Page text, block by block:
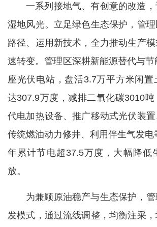
一系列接地气、有创意的改造
湿地风光。立足绿色生态保护，管
路径、运用新技术，全力推动生产
速转变。管理区深耕新能源替代与
座光伏电站，盘活3.7万平方米闲
达307.9万度，减排二氧化碳3010
代电加热设备、推广移动式光伏装
传统燃油动力修井、利用伴生气发电
年累计节电超37.5万度，大幅降低
放。
为兼顾原油稳产与生态保护，
发模式，通过流线调整，均衡注采